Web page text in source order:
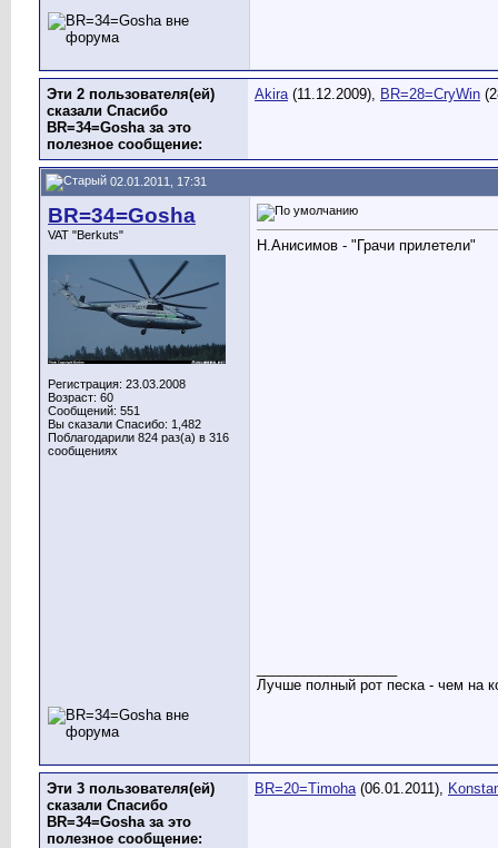
Эти 2 пользователя(ей)
сказали Спасибо
BR=34=Gosha за это
полезное сообщение:
Akira(11.12.2009), BR=28=CryWin
02.01.2011, 17:31
BR=34=Gosha
VAT "Berkuts"
Регистрация: 23.03.2008
Возраст: 60
Сообщений: 551
Вы сказали Спасибо: 1,482
Поблагодарили 824 раз(а) в 316
сообщениях
Н.Анисимов - "Грачи прилетели"
Лучше полный рот песка - чем на
Эти 3 пользователя(ей)
сказали Спасибо
BR=34=Gosha за это
полезное сообщение:
BR=20=Timoha(06.01.2011),